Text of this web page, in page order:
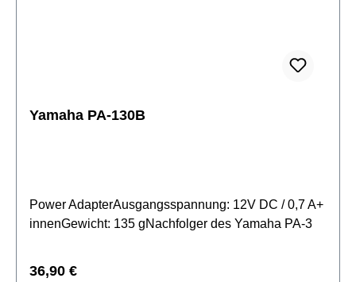
Yamaha PA-130B
Power AdapterAusgangsspannung: 12V DC / 0,7 A+
innenGewicht: 135 gNachfolger des Yamaha PA-3
Regulärer Preis:
36,90 €